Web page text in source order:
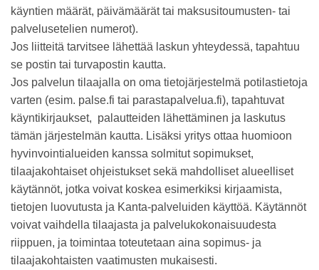
käyntien määrät, päivämäärät tai maksusitoumusten- tai
palvelusetelien numerot).
Jos liitteitä tarvitsee lähettää laskun yhteydessä, tapahtuu
se postin tai turvapostin kautta.
Jos palvelun tilaajalla on oma tietojärjestelmä potilastietoja
varten (esim. palse.fi tai parastapalvelua.fi), tapahtuvat
käyntikirjaukset, palautteiden lähettäminen ja laskutus
tämän järjestelmän kautta. Lisäksi yritys ottaa huomioon
hyvinvointialueiden kanssa solmitut sopimukset,
tilaajakohtaiset ohjeistukset sekä mahdolliset alueelliset
käytännöt, jotka voivat koskea esimerkiksi kirjaamista,
tietojen luovutusta ja Kanta-palveluiden käyttöä. Käytännöt
voivat vaihdella tilaajasta ja palvelukokonaisuudesta
riippuen, ja toimintaa toteutetaan aina sopimus- ja
tilaajakohtaisten vaatimusten mukaisesti.